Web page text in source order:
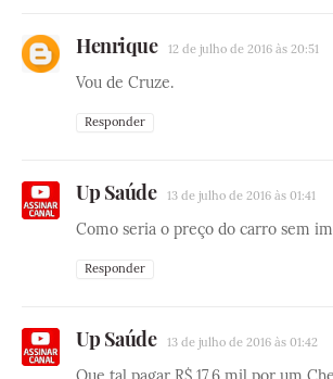
Henrique 12 de julho de 2016 às 20:51
Vou de Cruze.
Responder
Up Saúde 13 de julho de 2016 às 01:41
Como seria o preço do carro sem
Responder
Up Saúde 13 de julho de 2016 às 01:42